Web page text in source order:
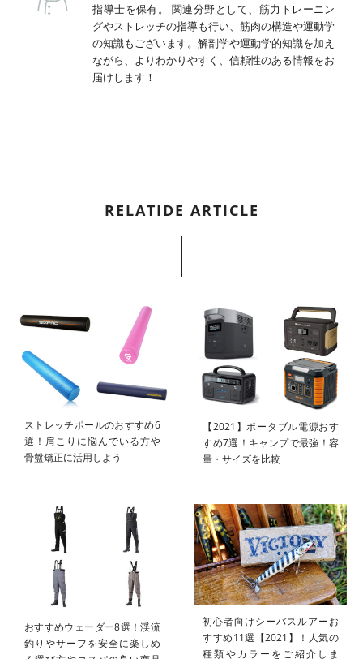
指導士を保有。 関連分野として、筋力トレーニン
グやストレッチの指導も行い、筋肉の構造や運動学
の知識もございます。解剖学や運動学的知識を加え
ながら、よりわかりやすく、信頼性のある情報をお
届けします！
RELATIDE ARTICLE
ストレッチポールのおすすめ6
選！肩こりに悩んでいる方や
骨盤矯正に活用しよう
【2021】ポータブル電源おす
すめ7選！キャンプで最強！容
量・サイズを比較
おすすめウェーダー8選！渓流
釣りやサーフを安全に楽しめ
初心者向けシーバスルアーお
すすめ11選【2021】！人気の
種類やカラーをご紹介しま